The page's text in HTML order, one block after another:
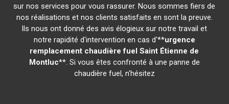
sur nos services pour vous rassurer. Nous sommes fiers de
nos réalisations et nos clients satisfaits en sont la preuve.
Ils nous ont donné des avis élogieux sur notre travail et
notre rapidité d'intervention en cas d'**urgence
remplacement chaudière fuel Saint Étienne de
Montluc**. Si vous êtes confronté à une panne de
chaudière fuel, n'hésitez